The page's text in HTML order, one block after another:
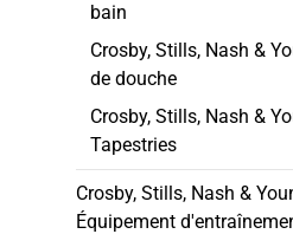
bain
Crosby, Stills, Nash &
de douche
Crosby, Stills, Nash &
Tapestries
Crosby, Stills, Nash &
Équipement